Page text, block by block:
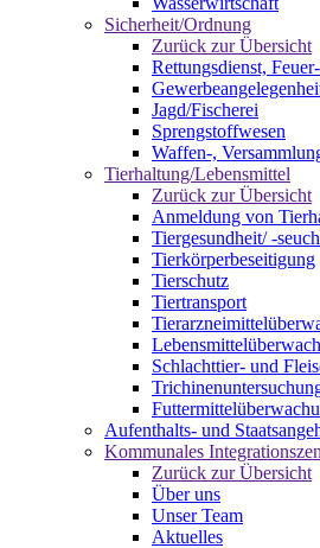
Sicherheit/Ordnung
Zurück zur Übersicht
Rettungsdienst,
Jagd/Fischerei
Sprengstoffwesen
Waffen-,
Tierhaltung/Lebensmittel
Zurück zur Übersicht
Anmeldung von
Tiergesundheit/ -
Tierkörperbeseitigung
Tierschutz
Tiertransport
Schlachttier- und
Aufenthalts- und
Kommunales
Zurück zur Übersicht
Über uns
Unser Team
Aktuelles